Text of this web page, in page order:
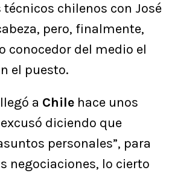
chilenos con José
pero, finalmente,
conocedor del medio el
el puesto.
llegó a Chile hace unos
diciendo que
personales”, para
negociaciones, lo cierto